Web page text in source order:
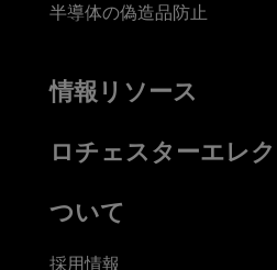
半導体の偽造品防止
情報リソース
ロチェスターエレ
ついて
採用情報